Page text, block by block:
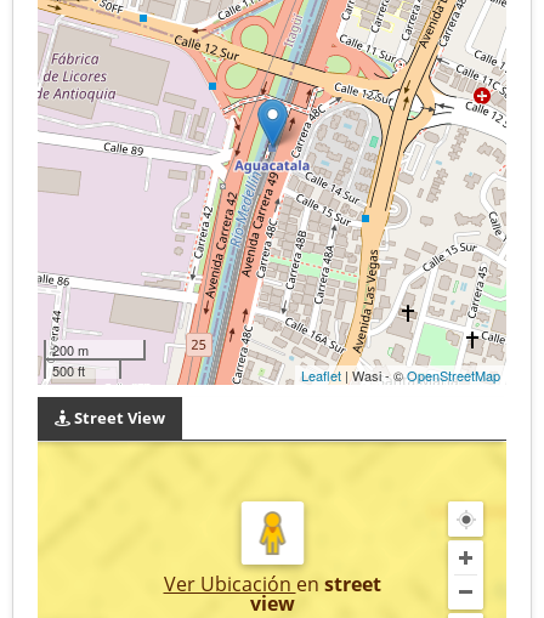
200 m
500 ft
Leaflet | Wasi - ©OpenStreetMap
Street View
Ver Ubicación en street
view